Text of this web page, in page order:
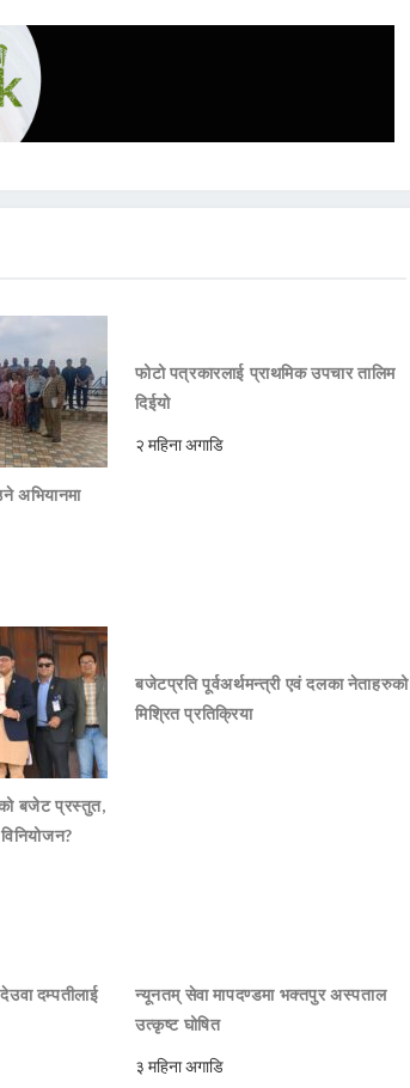
अभियानमा
फोटो पत्रकारलाई प्राथमिक उपचार तालिम
दिईयो
२ महिना अगाडि
बजेट प्रस्तुत,
बजेटप्रति पूर्वअर्थमन्त्री एवं दलका नेताहरुको
मिश्रित प्रतिक्रिया
दम्पतीलाई
न्यूनतम् सेवा मापदण्डमा भक्तपुर अस्पताल
उत्कृष्ट घोषित
३ महिना अगाडि